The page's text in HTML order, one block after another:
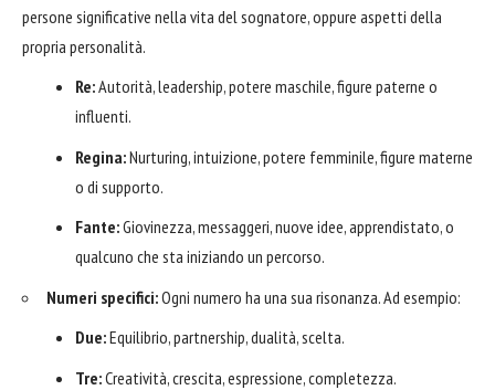
persone significative nella vita del sognatore, oppure aspetti della
propria personalità.
Re:Autorità, leadership, potere maschile, figure paterne o
influenti.
Regina:Nurturing, intuizione, potere femminile, figure materne
o di supporto.
Fante:Giovinezza, messaggeri, nuove idee, apprendistato, o
qualcuno che sta iniziando un percorso.
Numeri specifici:Ogni numero ha una sua risonanza. Ad esempio:
Due:Equilibrio, partnership, dualità, scelta.
Tre:Creatività, crescita, espressione, completezza.